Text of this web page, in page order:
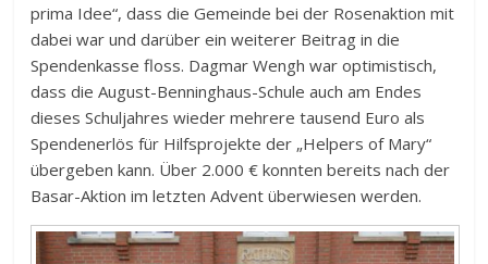
prima Idee“, dass die Gemeinde bei der Rosenaktion mit
dabei war und darüber ein weiterer Beitrag in die
Spendenkasse floss. Dagmar Wengh war optimistisch,
dass die August-Benninghaus-Schule auch am Endes
dieses Schuljahres wieder mehrere tausend Euro als
Spendenerlös für Hilfsprojekte der „Helpers of Mary“
übergeben kann. Über 2.000 € konnten bereits nach der
Basar-Aktion im letzten Advent überwiesen werden.